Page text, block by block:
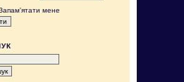
мене